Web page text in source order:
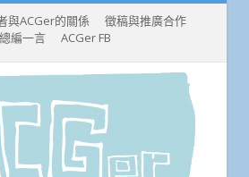
與ACGer的關係
徵稿與推廣合作
總編一言
ACGer FB